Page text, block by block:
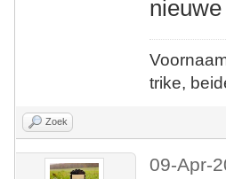
trike,
Zoek
09-Apr-